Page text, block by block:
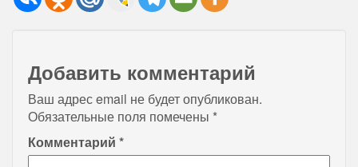
Добавить комментарий
Ваш адрес email не будет опубликован.
Обязательные поля помечены *
Комментарий *